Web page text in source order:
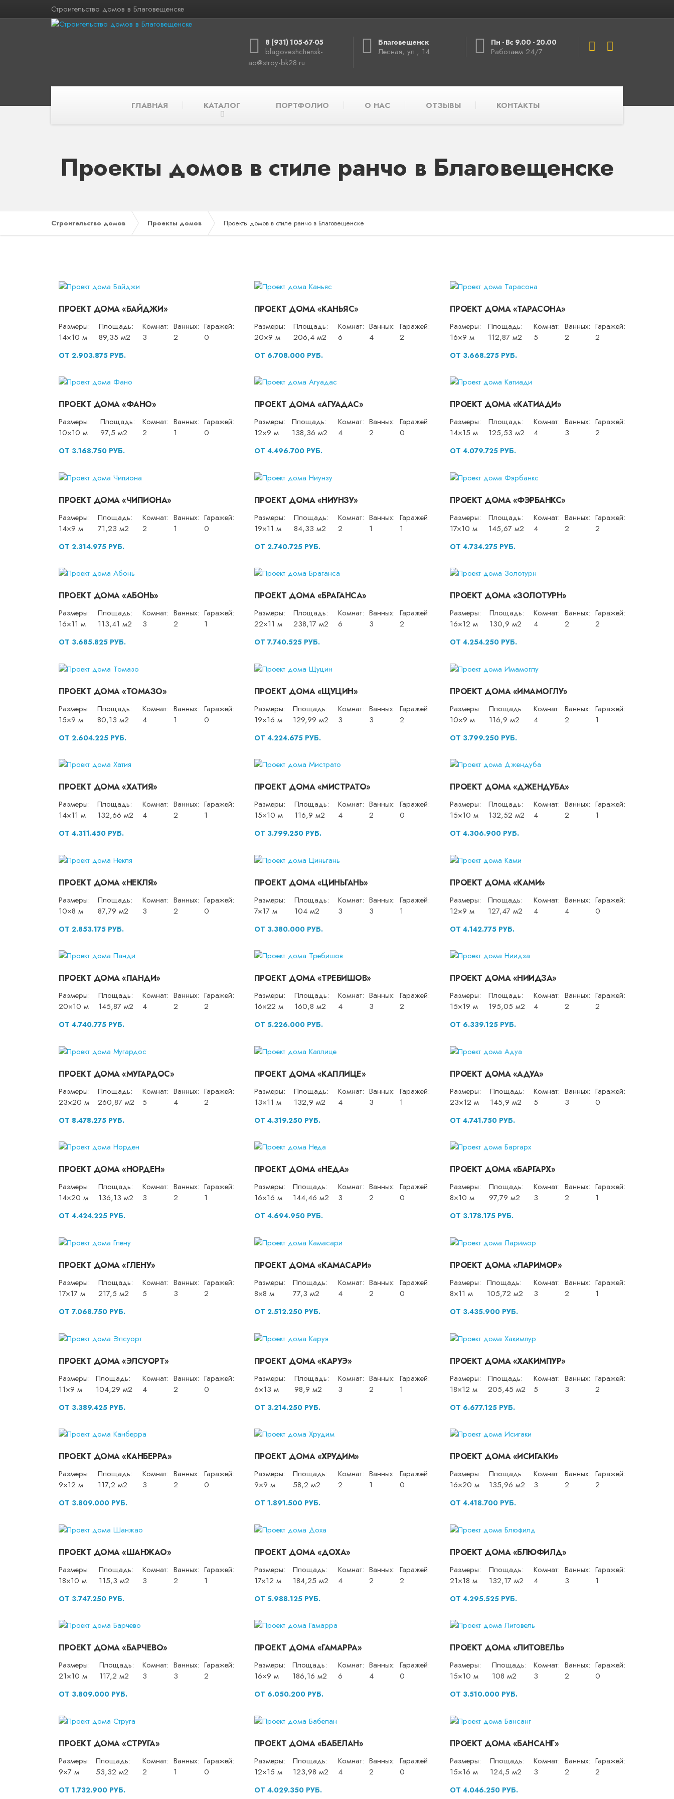
Строительство домов в Благовещенске
8 (931) 105-67-05
blagoveshchensk-
ao@stroy-bk28.ru
Благовещенск
Лесная, ул., 14
Пн - Вс 9.00 - 20.00
Работаем 24/7
ГЛАВНАЯ КАТАЛОГ ПОРТФОЛИО О НАС ОТЗЫВЫ КОНТАКТЫ
Проекты домов в стиле ранчо в Благовещенске
Строительство домов Проекты домов Проекты домов в стиле ранчо в Благовещенске
ПРОЕКТ ДОМА «БАЙДЖИ»
Размеры:
14×10 м
Площадь:
89,35 м2
Комнат:
3
Ванных:
2
Гаражей:
0
ОТ 2.903.875 РУБ.
ПРОЕКТ ДОМА «КАНЬЯС»
Размеры:
20×9 м
Площадь:
206,4 м2
Комнат:
6
Ванных:
4
Гаражей:
2
ОТ 6.708.000 РУБ.
ПРОЕКТ ДОМА «ТАРАСОНА»
Размеры:
16×9 м
Площадь:
112,87 м2
Комнат:
5
Ванных:
2
Гаражей:
2
ОТ 3.668.275 РУБ.
ПРОЕКТ ДОМА «ФАНО»
Размеры:
10×10 м
Площадь:
97,5 м2
Комнат:
2
Ванных:
1
Гаражей:
0
ОТ 3.168.750 РУБ.
ПРОЕКТ ДОМА «АГУАДАС»
Размеры:
12×9 м
Площадь:
138,36 м2
Комнат:
4
Ванных:
2
Гаражей:
0
ОТ 4.496.700 РУБ.
ПРОЕКТ ДОМА «КАТИАДИ»
Размеры:
14×15 м
Площадь:
125,53 м2
Комнат:
4
Ванных:
3
Гаражей:
2
ОТ 4.079.725 РУБ.
ПРОЕКТ ДОМА «ЧИПИОНА»
Размеры:
14×9 м
Площадь:
71,23 м2
Комнат:
2
Ванных:
1
Гаражей:
0
ОТ 2.314.975 РУБ.
ПРОЕКТ ДОМА «НИУНЗУ»
Размеры:
19×11 м
Площадь:
84,33 м2
Комнат:
2
Ванных:
1
Гаражей:
1
ОТ 2.740.725 РУБ.
ПРОЕКТ ДОМА «ФЭРБАНКС»
Размеры:
17×10 м
Площадь:
145,67 м2
Комнат:
4
Ванных:
2
Гаражей:
2
ОТ 4.734.275 РУБ.
ПРОЕКТ ДОМА «АБОНЬ»
Размеры:
16×11 м
Площадь:
113,41 м2
Комнат:
3
Ванных:
2
Гаражей:
1
ОТ 3.685.825 РУБ.
ПРОЕКТ ДОМА «БРАГАНСА»
Размеры:
22×11 м
Площадь:
238,17 м2
Комнат:
6
Ванных:
3
Гаражей:
2
ОТ 7.740.525 РУБ.
ПРОЕКТ ДОМА «ЗОЛОТУРН»
Размеры:
16×12 м
Площадь:
130,9 м2
Комнат:
4
Ванных:
2
Гаражей:
2
ОТ 4.254.250 РУБ.
ПРОЕКТ ДОМА «ТОМАЗО»
Размеры:
15×9 м
Площадь:
80,13 м2
Комнат:
4
Ванных:
1
Гаражей:
0
ОТ 2.604.225 РУБ.
ПРОЕКТ ДОМА «ЩУЦИН»
Размеры:
19×16 м
Площадь:
129,99 м2
Комнат:
3
Ванных:
3
Гаражей:
2
ОТ 4.224.675 РУБ.
ПРОЕКТ ДОМА «ИМАМОГЛУ»
Размеры:
10×9 м
Площадь:
116,9 м2
Комнат:
4
Ванных:
2
Гаражей:
1
ОТ 3.799.250 РУБ.
ПРОЕКТ ДОМА «ХАТИЯ»
Размеры:
14×11 м
Площадь:
132,66 м2
Комнат:
4
Ванных:
2
Гаражей:
1
ОТ 4.311.450 РУБ.
ПРОЕКТ ДОМА «МИСТРАТО»
Размеры:
15×10 м
Площадь:
116,9 м2
Комнат:
4
Ванных:
2
Гаражей:
0
ОТ 3.799.250 РУБ.
ПРОЕКТ ДОМА «ДЖЕНДУБА»
Размеры:
15×10 м
Площадь:
132,52 м2
Комнат:
4
Ванных:
2
Гаражей:
1
ОТ 4.306.900 РУБ.
ПРОЕКТ ДОМА «НЕКЛЯ»
Размеры:
10×8 м
Площадь:
87,79 м2
Комнат:
3
Ванных:
2
Гаражей:
0
ОТ 2.853.175 РУБ.
ПРОЕКТ ДОМА «ЦИНЬГАНЬ»
Размеры:
7×17 м
Площадь:
104 м2
Комнат:
3
Ванных:
3
Гаражей:
1
ОТ 3.380.000 РУБ.
ПРОЕКТ ДОМА «КАМИ»
Размеры:
12×9 м
Площадь:
127,47 м2
Комнат:
4
Ванных:
4
Гаражей:
0
ОТ 4.142.775 РУБ.
ПРОЕКТ ДОМА «ПАНДИ»
Размеры:
20×10 м
Площадь:
145,87 м2
Комнат:
4
Ванных:
2
Гаражей:
2
ОТ 4.740.775 РУБ.
ПРОЕКТ ДОМА «ТРЕБИШОВ»
Размеры:
16×22 м
Площадь:
160,8 м2
Комнат:
4
Ванных:
3
Гаражей:
2
ОТ 5.226.000 РУБ.
ПРОЕКТ ДОМА «НИИДЗА»
Размеры:
15×19 м
Площадь:
195,05 м2
Комнат:
4
Ванных:
2
Гаражей:
2
ОТ 6.339.125 РУБ.
ПРОЕКТ ДОМА «МУГАРДОС»
Размеры:
23×20 м
Площадь:
260,87 м2
Комнат:
5
Ванных:
4
Гаражей:
2
ОТ 8.478.275 РУБ.
ПРОЕКТ ДОМА «КАПЛИЦЕ»
Размеры:
13×11 м
Площадь:
132,9 м2
Комнат:
4
Ванных:
3
Гаражей:
1
ОТ 4.319.250 РУБ.
ПРОЕКТ ДОМА «АДУА»
Размеры:
23×12 м
Площадь:
145,9 м2
Комнат:
5
Ванных:
3
Гаражей:
0
ОТ 4.741.750 РУБ.
ПРОЕКТ ДОМА «НОРДЕН»
Размеры:
14×20 м
Площадь:
136,13 м2
Комнат:
3
Ванных:
2
Гаражей:
1
ОТ 4.424.225 РУБ.
ПРОЕКТ ДОМА «НЕДА»
Размеры:
16×16 м
Площадь:
144,46 м2
Комнат:
3
Ванных:
2
Гаражей:
0
ОТ 4.694.950 РУБ.
ПРОЕКТ ДОМА «БАРГАРХ»
Размеры:
8×10 м
Площадь:
97,79 м2
Комнат:
3
Ванных:
2
Гаражей:
1
ОТ 3.178.175 РУБ.
ПРОЕКТ ДОМА «ГЛЕНУ»
Размеры:
17×17 м
Площадь:
217,5 м2
Комнат:
5
Ванных:
3
Гаражей:
2
ОТ 7.068.750 РУБ.
ПРОЕКТ ДОМА «КАМАСАРИ»
Размеры:
8×8 м
Площадь:
77,3 м2
Комнат:
4
Ванных:
2
Гаражей:
0
ОТ 2.512.250 РУБ.
ПРОЕКТ ДОМА «ЛАРИМОР»
Размеры:
8×11 м
Площадь:
105,72 м2
Комнат:
3
Ванных:
2
Гаражей:
1
ОТ 3.435.900 РУБ.
ПРОЕКТ ДОМА «ЭЛСУОРТ»
Размеры:
11×9 м
Площадь:
104,29 м2
Комнат:
4
Ванных:
2
Гаражей:
0
ОТ 3.389.425 РУБ.
ПРОЕКТ ДОМА «КАРУЭ»
Размеры:
6×13 м
Площадь:
98,9 м2
Комнат:
3
Ванных:
2
Гаражей:
1
ОТ 3.214.250 РУБ.
ПРОЕКТ ДОМА «ХАКИМПУР»
Размеры:
18×12 м
Площадь:
205,45 м2
Комнат:
5
Ванных:
3
Гаражей:
2
ОТ 6.677.125 РУБ.
ПРОЕКТ ДОМА «КАНБЕРРА»
Размеры:
9×12 м
Площадь:
117,2 м2
Комнат:
3
Ванных:
2
Гаражей:
0
ОТ 3.809.000 РУБ.
ПРОЕКТ ДОМА «ХРУДИМ»
Размеры:
9×9 м
Площадь:
58,2 м2
Комнат:
2
Ванных:
1
Гаражей:
0
ОТ 1.891.500 РУБ.
ПРОЕКТ ДОМА «ИСИГАКИ»
Размеры:
16×20 м
Площадь:
135,96 м2
Комнат:
3
Ванных:
2
Гаражей:
2
ОТ 4.418.700 РУБ.
ПРОЕКТ ДОМА «ШАНЖАО»
Размеры:
18×10 м
Площадь:
115,3 м2
Комнат:
3
Ванных:
2
Гаражей:
1
ОТ 3.747.250 РУБ.
ПРОЕКТ ДОМА «ДОХА»
Размеры:
17×12 м
Площадь:
184,25 м2
Комнат:
4
Ванных:
2
Гаражей:
2
ОТ 5.988.125 РУБ.
ПРОЕКТ ДОМА «БЛЮФИЛД»
Размеры:
21×18 м
Площадь:
132,17 м2
Комнат:
4
Ванных:
3
Гаражей:
1
ОТ 4.295.525 РУБ.
ПРОЕКТ ДОМА «БАРЧЕВО»
Размеры:
21×10 м
Площадь:
117,2 м2
Комнат:
3
Ванных:
3
Гаражей:
2
ОТ 3.809.000 РУБ.
ПРОЕКТ ДОМА «ГАМАРРА»
Размеры:
16×9 м
Площадь:
186,16 м2
Комнат:
6
Ванных:
4
Гаражей:
0
ОТ 6.050.200 РУБ.
ПРОЕКТ ДОМА «ЛИТОВЕЛЬ»
Размеры:
15×10 м
Площадь:
108 м2
Комнат:
3
Ванных:
2
Гаражей:
0
ОТ 3.510.000 РУБ.
ПРОЕКТ ДОМА «СТРУГА»
Размеры:
9×7 м
Площадь:
53,32 м2
Комнат:
2
Ванных:
1
Гаражей:
0
ОТ 1.732.900 РУБ.
ПРОЕКТ ДОМА «БАБЕЛАН»
Размеры:
12×15 м
Площадь:
123,98 м2
Комнат:
4
Ванных:
2
Гаражей:
0
ОТ 4.029.350 РУБ.
ПРОЕКТ ДОМА «БАНСАНГ»
Размеры:
15×16 м
Площадь:
124,5 м2
Комнат:
3
Ванных:
2
Гаражей:
2
ОТ 4.046.250 РУБ.